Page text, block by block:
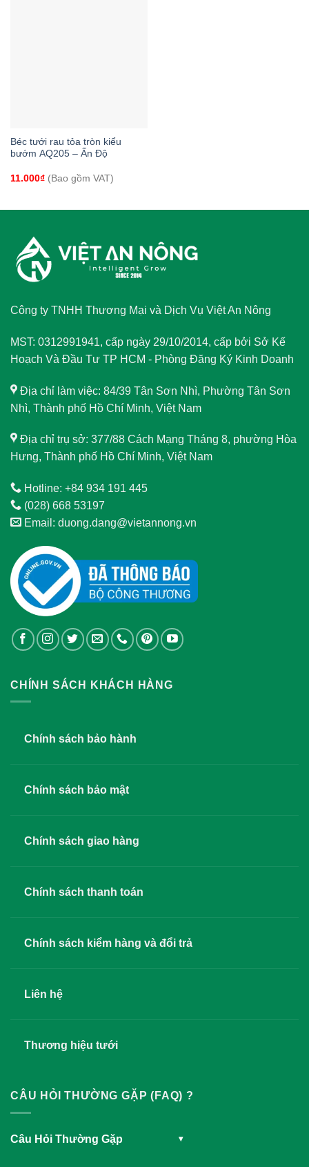
Béc tưới rau tỏa tròn kiểu
bướm AQ205 – Ấn Độ
11.000₫(Bao gồm VAT)
Công ty TNHH Thương Mại và Dịch Vụ Việt An Nông
MST: 0312991941, cấp ngày 29/10/2014, cấp bởi Sở Kế
Hoạch Và Đầu Tư TP HCM - Phòng Đăng Ký Kinh Doanh
Địa chỉ làm việc: 84/39 Tân Sơn Nhì, Phường Tân Sơn
Nhì, Thành phố Hồ Chí Minh, Việt Nam
Địa chỉ trụ sở: 377/88 Cách Mạng Tháng 8, phường Hòa
Hưng, Thành phố Hồ Chí Minh, Việt Nam
Hotline: +84 934 191 445
(028) 668 53197
Email: duong.dang@vietannong.vn
CHÍNH SÁCH KHÁCH HÀNG
Chính sách bảo hành
Chính sách bảo mật
Chính sách giao hàng
Chính sách thanh toán
Chính sách kiểm hàng và đổi trả
Liên hệ
Thương hiệu tưới
CÂU HỎI THƯỜNG GẶP (FAQ) ?
Câu Hỏi Thường Gặp ▾